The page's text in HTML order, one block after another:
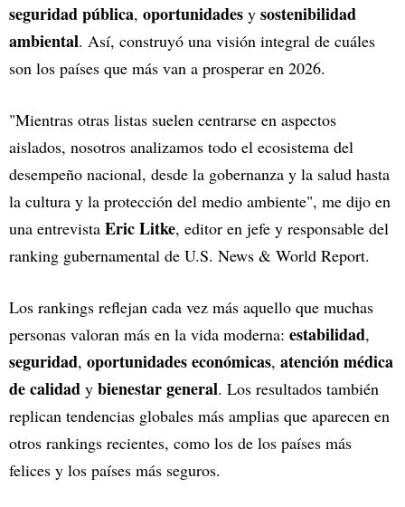
seguridad pública, oportunidades y sostenibilidad
ambiental. Así, construyó una visión integral de cuáles
son los países que más van a prosperar en 2026.
"Mientras otras listas suelen centrarse en aspectos
aislados, nosotros analizamos todo el ecosistema del
desempeño nacional, desde la gobernanza y la salud hasta
la cultura y la protección del medio ambiente", me dijo en
una entrevista Eric Litke, editor en jefe y responsable del
ranking gubernamental de U.S. News & World Report.
Los rankings reflejan cada vez más aquello que muchas
personas valoran más en la vida moderna: estabilidad,
seguridad, oportunidades económicas, atención médica
de calidad y bienestar general. Los resultados también
replican tendencias globales más amplias que aparecen en
otros rankings recientes, como los de los países más
felices y los países más seguros.